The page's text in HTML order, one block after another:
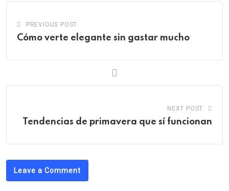
PREVIOUS POST
Cómo verte elegante sin gastar mucho
NEXT POST
Tendencias de primavera que sí funcionan
Leave a Comment